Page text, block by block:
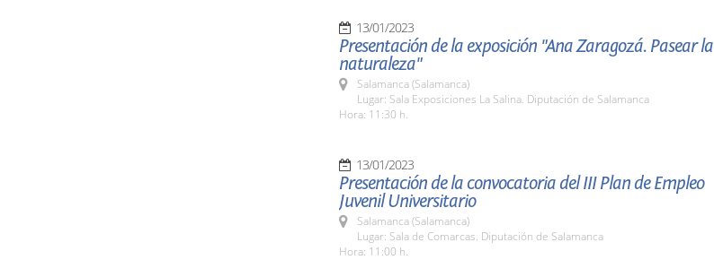
13/01/2023
Presentación de la exposición "Ana Zaragozá. Pasear la
naturaleza"
Salamanca (Salamanca)
Lugar: Sala Exposiciones La Salina. Diputación de Salamanca
Hora: 11:30 h.
13/01/2023
Presentación de la convocatoria del III Plan de Empleo
Juvenil Universitario
Salamanca (Salamanca)
Lugar: Sala de Comarcas. Diputación de Salamanca
Hora: 11:00 h.